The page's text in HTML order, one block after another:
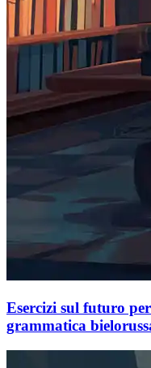
Esercizi sul futuro
grammatica